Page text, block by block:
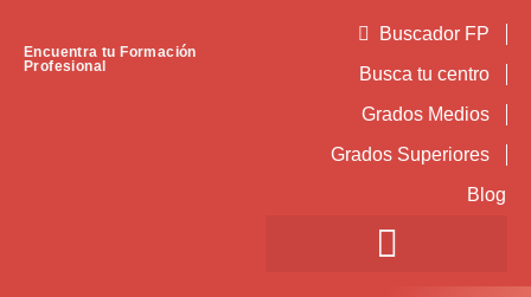
Encuentra tu Formación
Profesional
Buscador FP
Busca tu centro
Grados Medios
Grados Superiores
Blog